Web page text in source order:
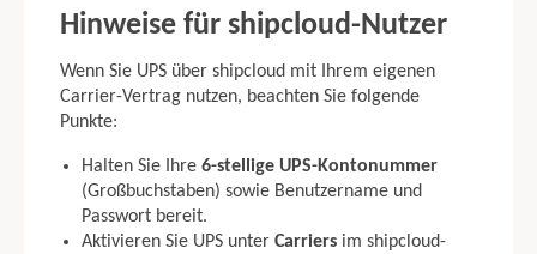
Hinweise für shipcloud-Nutzer
Wenn Sie UPS über shipcloud mit Ihrem eigenen
Carrier-Vertrag nutzen, beachten Sie folgende
Punkte:
Halten Sie Ihre 6-stellige UPS-Kontonummer
(Großbuchstaben) sowie Benutzername und
Passwort bereit.
Aktivieren Sie UPS unter Carriers im shipcloud-